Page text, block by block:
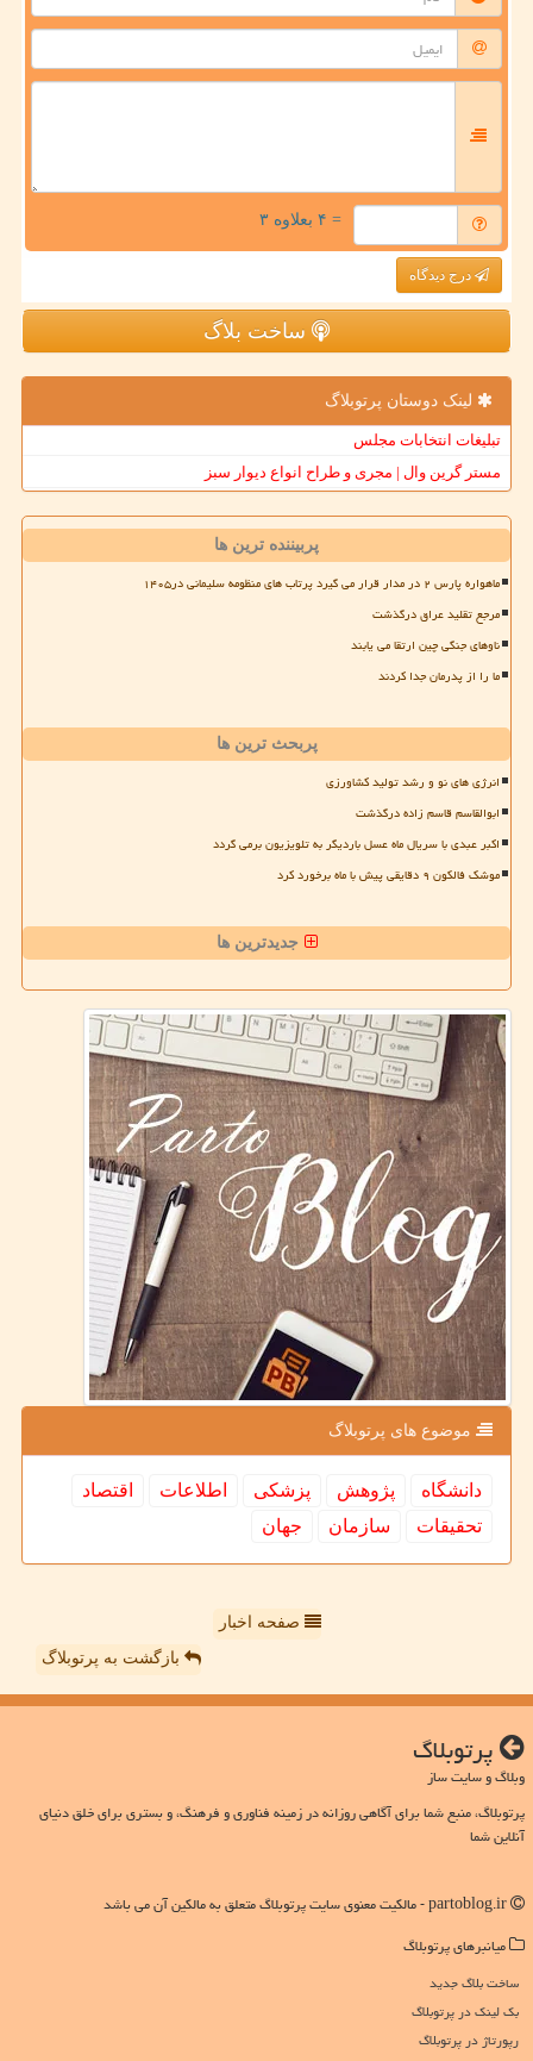
= ۴ بعلاوه ۳
درج دیدگاه
ساخت بلاگ
لینک دوستان پرتوبلاگ
تبلیغات انتخابات مجلس
مستر گرین وال | مجری و طراح انواع دیوار سبز
پربیننده ترین ها
ماهواره پارس ۲ در مدار قرار می گیرد پرتاب های منظومه سلیمانی در۱۴۰۵
مرجع تقلید عراق درگذشت
ناوهای جنگی چین ارتقا می یابند
ما را از پدرمان جدا کردند
پربحث ترین ها
انرژی های نو و رشد تولید کشاورزی
ابوالقاسم قاسم زاده درگذشت
اکبر عبدی با سریال ماه عسل باردیگر به تلویزیون برمی گردد
موشک فالکون ۹ دقایقی پیش با ماه برخورد کرد
جدیدترین ها
موضوع های پرتوبلاگ
دانشگاه پژوهش پزشكی اطلاعات
اقتصاد
تحقیقات
سازمان جهان
صفحه اخبار
بازگشت به پرتوبلاگ
پرتوبلاگ
وبلاگ و سایت ساز
پرتوبلاگ، منبع شما برای آگاهی روزانه در زمینه فناوری و فرهنگ، و بستری برای خلق دنیای
آنلاین شما
میانبرهای پرتوبلاگ
ساخت بلاگ جدید
بک لینک در پرتوبلاگ
رپورتاژ در پرتوبلاگ